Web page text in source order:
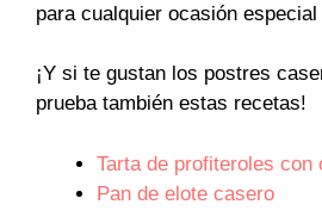
para cualquier ocasión
¡Y si te gustan los postres
prueba también estas recetas!
Tarta de profiteroles con
Pan de elote casero